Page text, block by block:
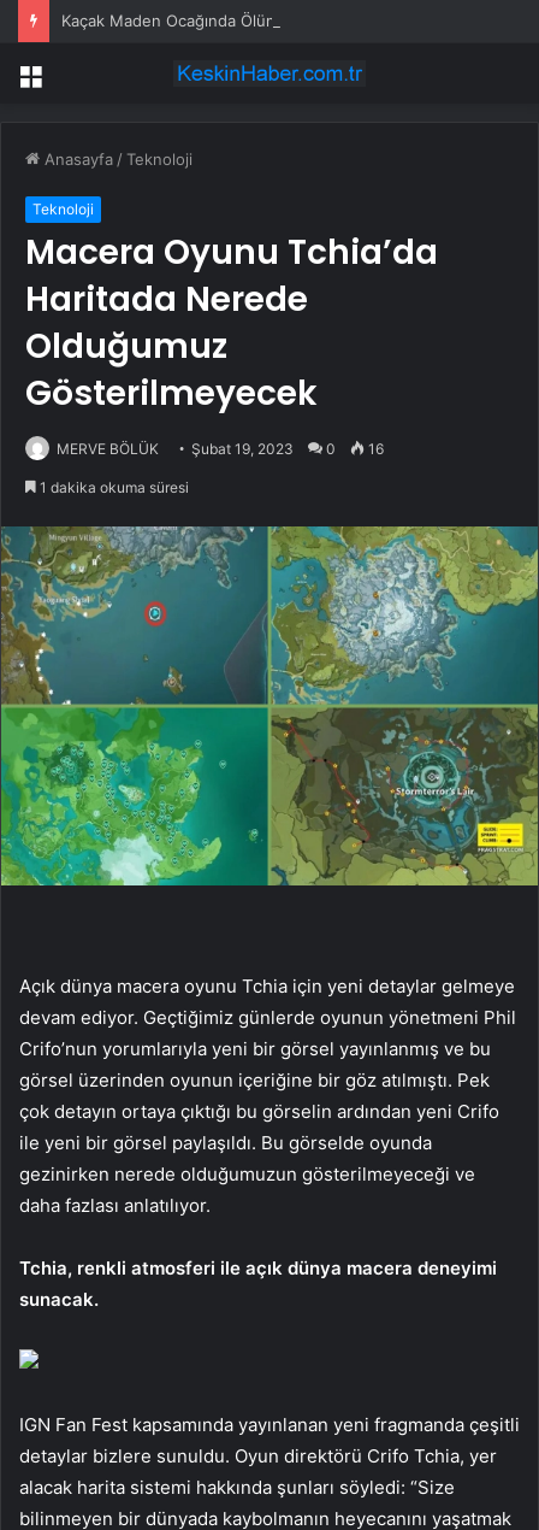
Kaçak Maden Ocağında Ölüme 2 Tutuklama
Menü
Anasayfa /Teknoloji
Teknoloji
Macera Oyunu Tchia’da
Haritada Nerede
Olduğumuz
Gösterilmeyecek
MERVE BÖLÜK Şubat 19, 2023 0 16
1 dakika okuma süresi
Açık dünya macera oyunu Tchia için yeni detaylar gelmeye
devam ediyor. Geçtiğimiz günlerde oyunun yönetmeni Phil
Crifo’nun yorumlarıyla yeni bir görsel yayınlanmış ve bu
görsel üzerinden oyunun içeriğine bir göz atılmıştı. Pek
çok detayın ortaya çıktığı bu görselin ardından yeni Crifo
ile yeni bir görsel paylaşıldı. Bu görselde oyunda
gezinirken nerede olduğumuzun gösterilmeyeceği ve
daha fazlası anlatılıyor.
Tchia, renkli atmosferi ile açık dünya macera deneyimi
sunacak.
IGN Fan Fest kapsamında yayınlanan yeni fragmanda çeşitli
detaylar bizlere sunuldu. Oyun direktörü Crifo Tchia, yer
alacak harita sistemi hakkında şunları söyledi: “Size
bilinmeyen bir dünyada kaybolmanın heyecanını yaşatmak